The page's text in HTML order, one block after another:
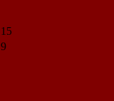
15
9